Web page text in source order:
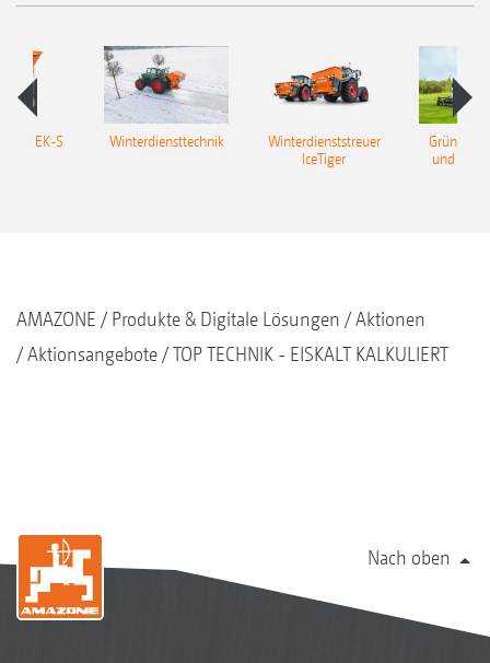
EK-S Winterdiensttechnik
Winterdienststreuer
IceTiger
und
AMAZONE Produkte & Digitale Lösungen
Aktionen
Aktionsangebote
TOP TECHNIK - EISKALT KALKULIERT
Nach oben